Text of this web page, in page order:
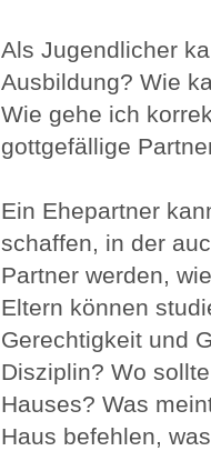
Als Jugendlicher
Ausbildung? Wie
Wie gehe ich
gottgefällige
Ein Ehepartner
schaffen, in der
Partner werden,
Eltern können
Gerechtigkeit und
Disziplin? Wo
Hauses? Was
Haus befehlen,